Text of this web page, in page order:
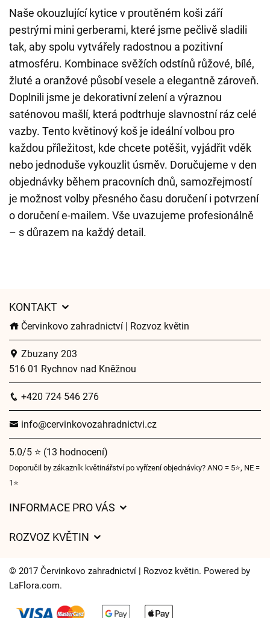
Naše okouzlující kytice v proutěném koši září
pestrými mini gerberami, které jsme pečlivě sladili
tak, aby spolu vytvářely radostnou a pozitivní
atmosféru. Kombinace svěžích odstínů růžové, bílé,
žluté a oranžové působí vesele a elegantně zároveň.
Doplnili jsme je dekorativní zelení a výraznou
saténovou mašlí, která podtrhuje slavnostní ráz celé
vazby. Tento květinový koš je ideální volbou pro
každou příležitost, kde chcete potěšit, vyjádřit vděk
nebo jednoduše vykouzlit úsměv. Doručujeme v den
objednávky během pracovních dnů, samozřejmostí
je možnost volby přesného času doručení i potvrzení
o doručení e-mailem. Vše uvazujeme profesionálně
– s důrazem na každý detail.
KONTAKT
Červinkovo zahradnictví | Rozvoz květin
Zbuzany 203
516 01 Rychnov nad Kněžnou
+420 724 546 276
info@cervinkovozahradnictvi.cz
5.0/5 ⭐ (13 hodnocení)
Doporučil by zákazník květinářství po vyřízení objednávky? ANO = 5⭐, NE =
1⭐
INFORMACE PRO VÁS
Často kladené dotazy
O nás
Časy doručení květin – přehled možností
ROZVOZ KVĚTIN
Kam doručujeme květiny
© 2017 Červinkovo zahradnictví | Rozvoz květin. Powered by
LaFlora.com.